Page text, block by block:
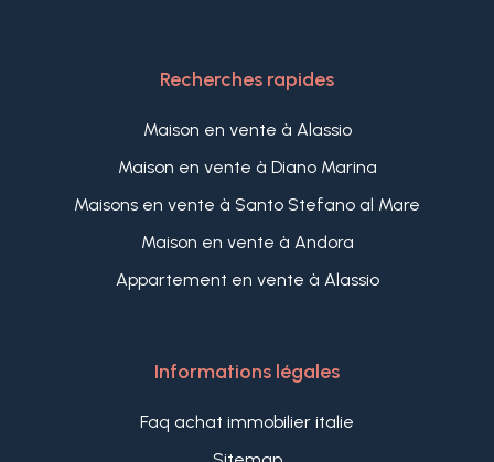
Recherches rapides
Maison en vente à Alassio
Maison en vente à Diano Marina
Maisons en vente à Santo Stefano al Mare
Maison en vente à Andora
Appartement en vente à Alassio
Informations légales
Faq achat immobilier italie